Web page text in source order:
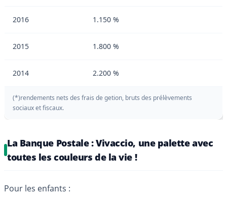
2016 1.150 %
2015 1.800 %
2014 2.200 %
(*)rendements nets des frais de getion, bruts des prélèvements
sociaux et fiscaux.
La Banque Postale : Vivaccio, une palette avec
toutes les couleurs de la vie !
Pour les enfants :